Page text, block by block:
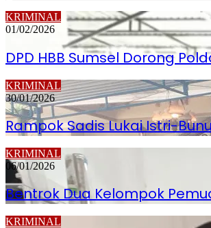
KRIMINAL
01/02/2026
DPD HBB Sumsel Dorong
KRIMINAL
30/01/2026
Rampok Sadis Lukai Istri-
KRIMINAL
06/01/2026
Bentrok Dua Kelompok
KRIMINAL